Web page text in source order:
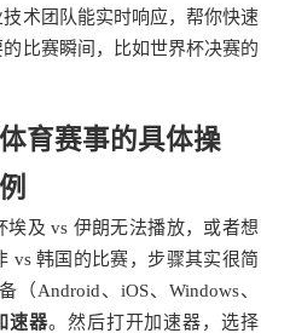
术团队能实时响应，帮你快速
比赛瞬间，比如世界杯决赛的
育赛事的具体操
及 vs 伊朗无法播放，或者想
vs 韩国的比赛，步骤其实很简
Android、iOS、Windows、
速器。然后打开加速器，选择